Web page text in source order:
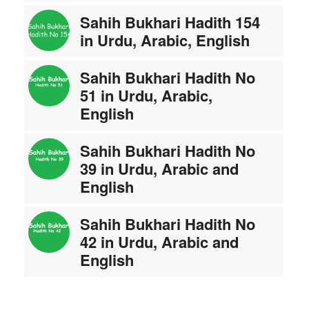
Sahih Bukhari Hadith 154
in Urdu, Arabic, English
Sahih Bukhari Hadith No
51 in Urdu, Arabic,
English
Sahih Bukhari Hadith No
39 in Urdu, Arabic and
English
Sahih Bukhari Hadith No
42 in Urdu, Arabic and
English